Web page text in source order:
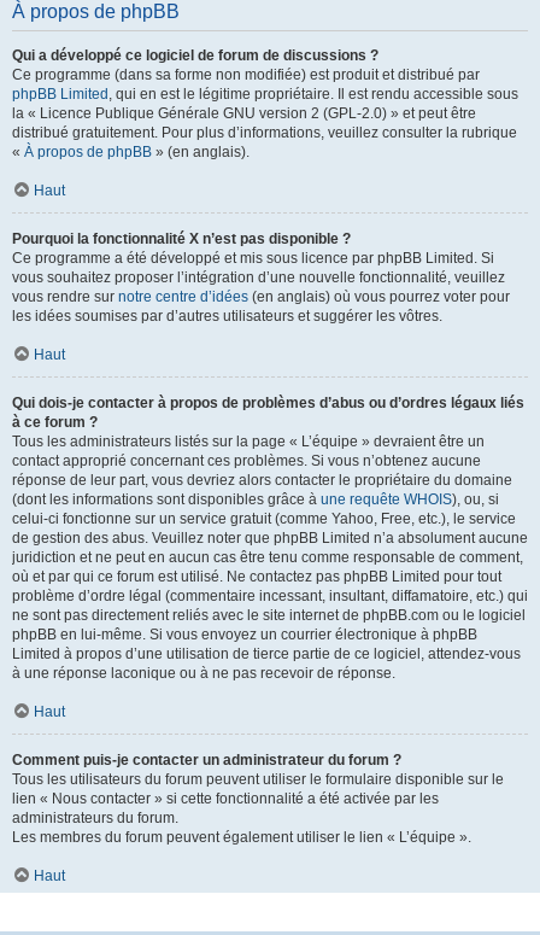
À propos de phpBB
Qui a développé ce logiciel de forum de discussions ?
Ce programme (dans sa forme non modifiée) est produit et distribué par
phpBB Limited , qui en est le légitime propriétaire. Il est rendu accessible sous
la « Licence Publique Générale GNU version 2 (GPL-2.0) » et peut être
distribué gratuitement. Pour plus d’informations, veuillez consulter la rubrique
« À propos de phpBB » (en anglais).
Haut
Pourquoi la fonctionnalité X n’est pas disponible ?
Ce programme a été développé et mis sous licence par phpBB Limited. Si
vous souhaitez proposer l’intégration d’une nouvelle fonctionnalité, veuillez
vous rendre sur notre centre d’idées (en anglais) où vous pourrez voter pour
les idées soumises par d’autres utilisateurs et suggérer les vôtres.
Haut
Qui dois-je contacter à propos de problèmes d’abus ou d’ordres légaux liés
à ce forum ?
Tous les administrateurs listés sur la page « L’équipe » devraient être un
contact approprié concernant ces problèmes. Si vous n’obtenez aucune
réponse de leur part, vous devriez alors contacter le propriétaire du domaine
(dont les informations sont disponibles grâce à une requête WHOIS), ou, si
celui-ci fonctionne sur un service gratuit (comme Yahoo, Free, etc.), le service
de gestion des abus. Veuillez noter que phpBB Limited n’a absolument aucune
juridiction et ne peut en aucun cas être tenu comme responsable de comment,
où et par qui ce forum est utilisé. Ne contactez pas phpBB Limited pour tout
problème d’ordre légal (commentaire incessant, insultant, diffamatoire, etc.) qui
ne sont pas directement reliés avec le site internet de phpBB.com ou le logiciel
phpBB en lui-même. Si vous envoyez un courrier électronique à phpBB
Limited à propos d’une utilisation de tierce partie de ce logiciel, attendez-vous
à une réponse laconique ou à ne pas recevoir de réponse.
Haut
Comment puis-je contacter un administrateur du forum ?
Tous les utilisateurs du forum peuvent utiliser le formulaire disponible sur le
lien « Nous contacter » si cette fonctionnalité a été activée par les
administrateurs du forum.
Les membres du forum peuvent également utiliser le lien « L’équipe ».
Haut